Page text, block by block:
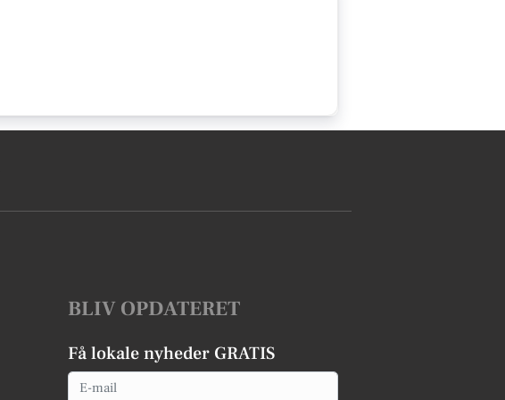
BLIV OPDATERET
Få lokale nyheder GRATIS
Email